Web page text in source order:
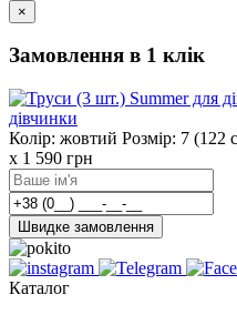
×
Замовлення в 1 клік
дівчинки
Колір: жовтий Розмір: 7 (122
x 1 590 грн
Швидке замовлення
Каталог